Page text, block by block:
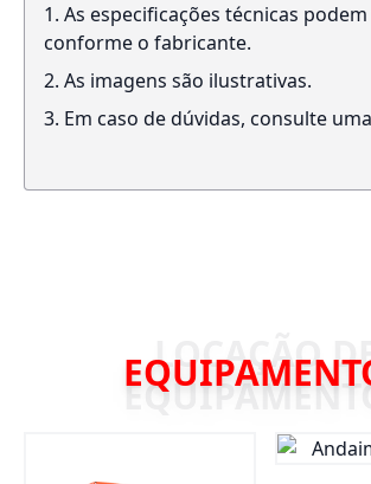
As especificações técnicas
conforme o fabricante.
As imagens são ilustrativas.
Em caso de dúvidas, consulte